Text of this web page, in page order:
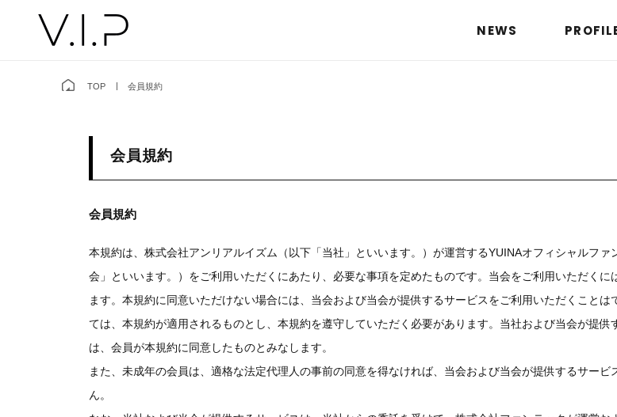
NEWS
TOP 会員規約
会員規約
会員規約
本規約は、株式会社アンリアルイズム（以下「当社」といいます。）が運営するYUINAオフィシャルファ
会」といいます。）をご利用いただくにあたり、必要な事項を定めたものです。当会をご利用いただくに
ます。本規約に同意いただけない場合には、当会および当会が提供するサービスをご利用いただくことは
ては、本規約が適用されるものとし、本規約を遵守していただく必要があります。当社および当会が提供
は、会員が本規約に同意したものとみなします。
また、未成年の会員は、適格な法定代理人の事前の同意を得なければ、当会および当会が提供するサービ
ん。